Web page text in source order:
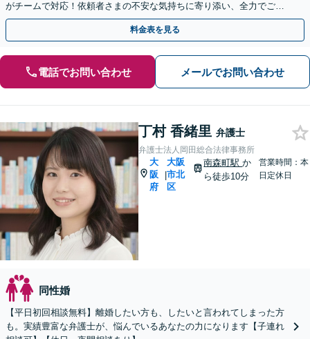
がチームで対応！依頼者さまの不安な気持ちに寄り添い、全力でご支
援します。【子連れ相談可／完全個室】
料金表を見る
電話でお問い合わせ メールでお問い合わせ
丁村 香緒里 弁護士
弁護士法人岡田総合法律事務所
大
阪
府
|
大阪
市北
区
南森町駅か
ら徒歩10分
営業時間：本
日定休日
同性婚
【平日初回相談無料】離婚したい方も、したいと言われてしまった方
も。実績豊富な弁護士が、悩んでいるあなたの力になります【子連れ